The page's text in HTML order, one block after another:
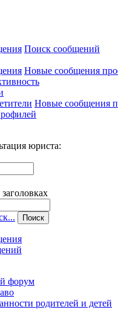
Поиск сообщений
Новые сообщения
Новые сообщения
юриста:
Поиск
форум
родителей и детей